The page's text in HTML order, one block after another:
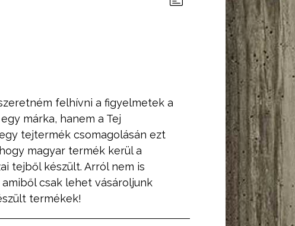
felhívni a figyelmetek a
márka, hanem a Tej
tejtermék csomagolásán ezt
magyar termék kerül a
tejből készült. Arról nem is
csak lehet vásároljunk
termékek!